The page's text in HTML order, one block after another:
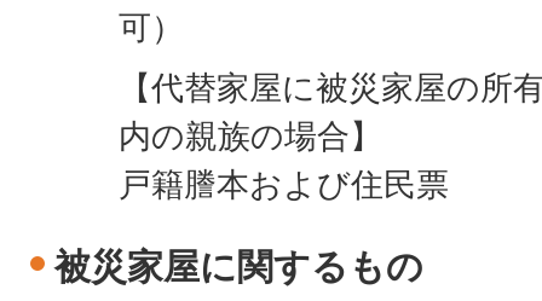
【代替家屋に被災家屋の所
内の親族の場合】
戸籍謄本および住民票
被災家屋に関するもの